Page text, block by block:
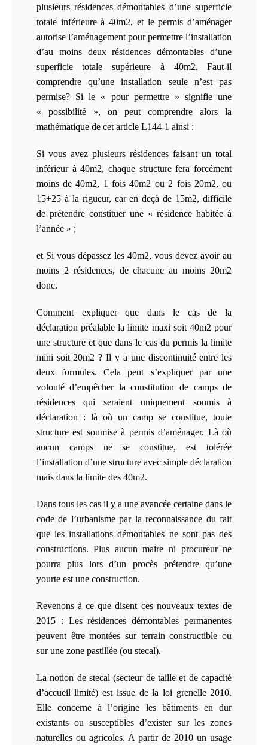
plusieurs résidences démontables d’une superficie
totale inférieure à 40m2, et le permis d’aménager
autorise l’aménagement pour permettre l’installation
d’au moins deux résidences démontables d’une
superficie totale supérieure à 40m2. Faut-il
comprendre qu’une installation seule n’est pas
permise? Si le « pour permettre » signifie une
« possibilité », on peut comprendre alors la
mathématique de cet article L144-1 ainsi :
Si vous avez plusieurs résidences faisant un total
inférieur à 40m2, chaque structure fera forcément
moins de 40m2, 1 fois 40m2 ou 2 fois 20m2, ou
15+25 à la rigueur, car en deçà de 15m2, difficile
de prétendre constituer une « résidence habitée à
l’année » ;
et Si vous dépassez les 40m2, vous devez avoir au
moins 2 résidences, de chacune au moins 20m2
donc.
Comment expliquer que dans le cas de la
déclaration préalable la limite maxi soit 40m2 pour
une structure et que dans le cas du permis la limite
mini soit 20m2 ? Il y a une discontinuité entre les
deux formules. Cela peut s’expliquer par une
volonté d’empêcher la constitution de camps de
résidences qui seraient uniquement soumis à
déclaration : là où un camp se constitue, toute
structure est soumise à permis d’aménager. Là où
aucun camps ne se constitue, est tolérée
l’installation d’une structure avec simple déclaration
mais dans la limite des 40m2.
Dans tous les cas il y a une avancée certaine dans le
code de l’urbanisme par la reconnaissance du fait
que les installations démontables ne sont pas des
constructions. Plus aucun maire ni procureur ne
pourra plus lors d’un procès prétendre qu’une
yourte est une construction.
Revenons à ce que disent ces nouveaux textes de
2015 : Les résidences démontables permanentes
peuvent être montées sur terrain constructible ou
sur une zone pastillée (ou stecal).
La notion de stecal (secteur de taille et de capacité
d’accueil limité) est issue de la loi grenelle 2010.
Elle concerne à l’origine les bâtiments en dur
existants ou susceptibles d’exister sur les zones
naturelles ou agricoles. A partir de 2010 un usage